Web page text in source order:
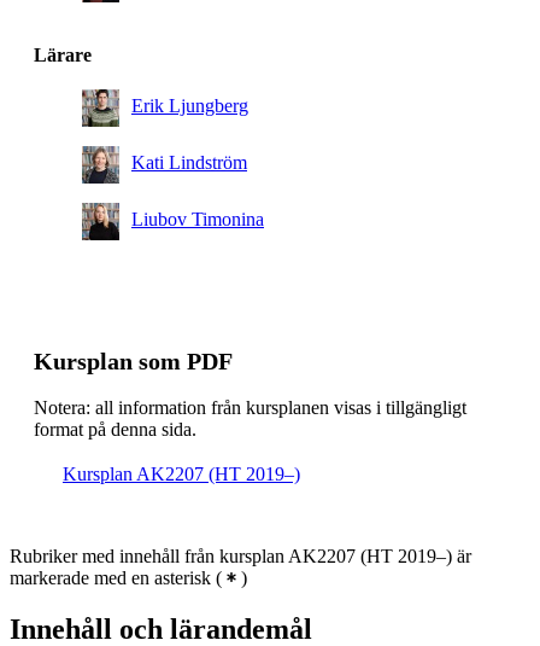
RENE, Obligatorisk
Civilingenjörsutbildning i energi och miljö, åk 3,
Civilingenjörsutbildning i energi och miljö, åk 3,
SMCS, Obligatorisk
Civilingenjörsutbildning i energi och miljö, åk 3, HSS,
Civilingenjörsutbildning i energi och miljö, åk 3, SUE,
Lärare
Erik Ljungberg
Kati Lindström
Liubov Timonina
Kursplan som PDF
Notera: all information från kursplanen visas i tillgängligt
format på denna sida.
Kursplan AK2207 (HT 2019–)
Rubriker med innehåll från kursplan AK2207 (HT 2019–) är
markerade med en asterisk ( )
Innehåll och lärandemål